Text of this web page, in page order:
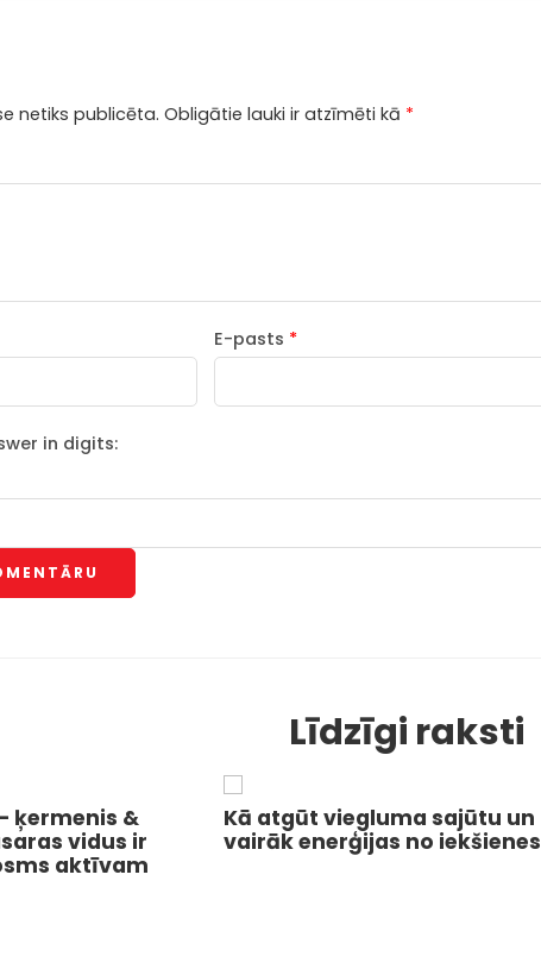
netiks publicēta. Obligātie lauki ir atzīmēti kā *
E-pasts *
in digits:
Līdzīgi raksti
ķermenis &
vidus ir
aktīvam
Kā atgūt viegluma sajūtu un
vairāk enerģijas no iekšienes